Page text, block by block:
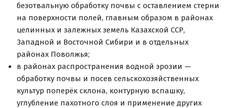
безотвальную обработку почвы с оставлением стерни
на поверхности полей, главным образом в районах
целинных и залежных земель Казахской ССР,
Западной и Восточной Сибири и в отдельных
районах Поволжья;
в районах распространения водной эрозии —
обработку почвы и посев сельскохозяйственных
культур поперёк склона, контурную вспашку,
углубление пахотного слоя и применение других